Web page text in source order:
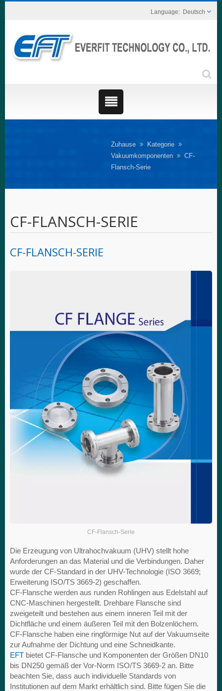
Deutsch
Zuhause
Kategorie
Vakuumkomponenten
CF-
Flansch-Serie
CF-FLANSCH-SERIE
CF-FLANSCH-SERIE
CF-Flansch-Serie
Die Erzeugung von Ultrahochvakuum (UHV) stellt hohe
Anforderungen an das Material und die Verbindungen. Daher
wurde der CF-Standard in der UHV-Technologie (ISO 3669;
Erweiterung ISO/TS 3669-2) geschaffen.
CF-Flansche werden aus runden Rohlingen aus Edelstahl auf
CNC-Maschinen hergestellt. Drehbare Flansche sind
zweigeteilt und bestehen aus einem inneren Teil mit der
Dichtfläche und einem äußeren Teil mit den Bolzenlöchern.
CF-Flansche haben eine ringförmige Nut auf der Vakuumseite
zur Aufnahme der Dichtung und eine Schneidkante.
EFT bietet CF-Flansche und Komponenten der Größen DN10
bis DN250 gemäß der Vor-Norm ISO/TS 3669-2 an. Bitte
beachten Sie, dass auch individuelle Standards von
Institutionen auf dem Markt erhältlich sind. Bitte fügen Sie die